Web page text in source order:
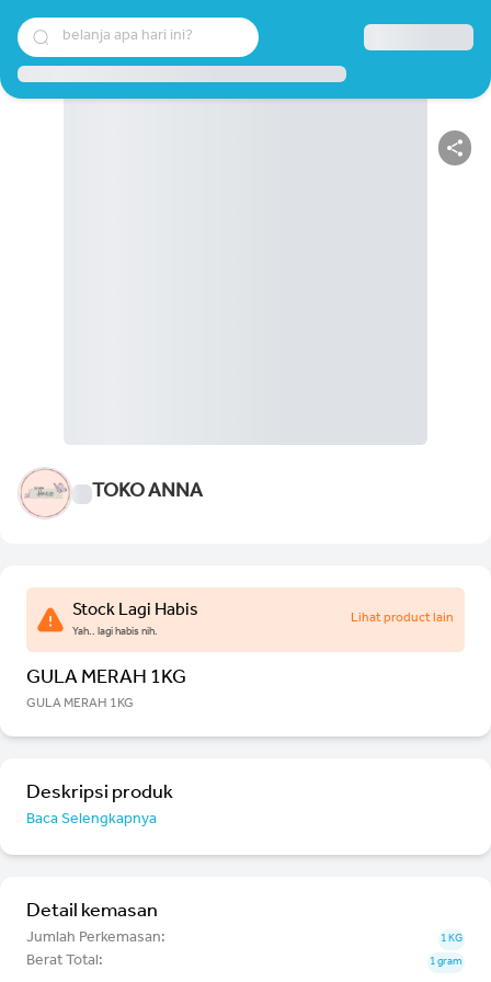
belanja apa hari ini?
TOKO ANNA
Stock Lagi Habis
Yah.. lagi habis nih.
Lihat product lain
GULA MERAH 1KG
GULA MERAH 1KG
Deskripsi produk
Baca Selengkapnya
Detail kemasan
Jumlah Perkemasan: 1 KG
Berat Total: 1 gram